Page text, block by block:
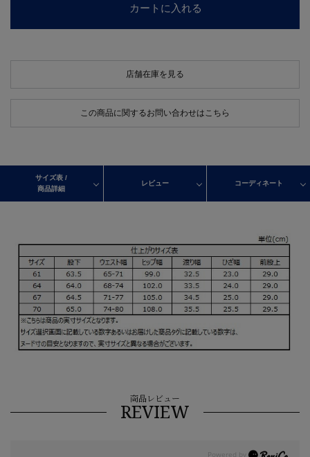
カートに入れる
店舗在庫を見る
この商品に関するお問い合わせはこちら
サイズ表 /
商品詳細
レビュー コーディネート
商品レビュー
REVIEW